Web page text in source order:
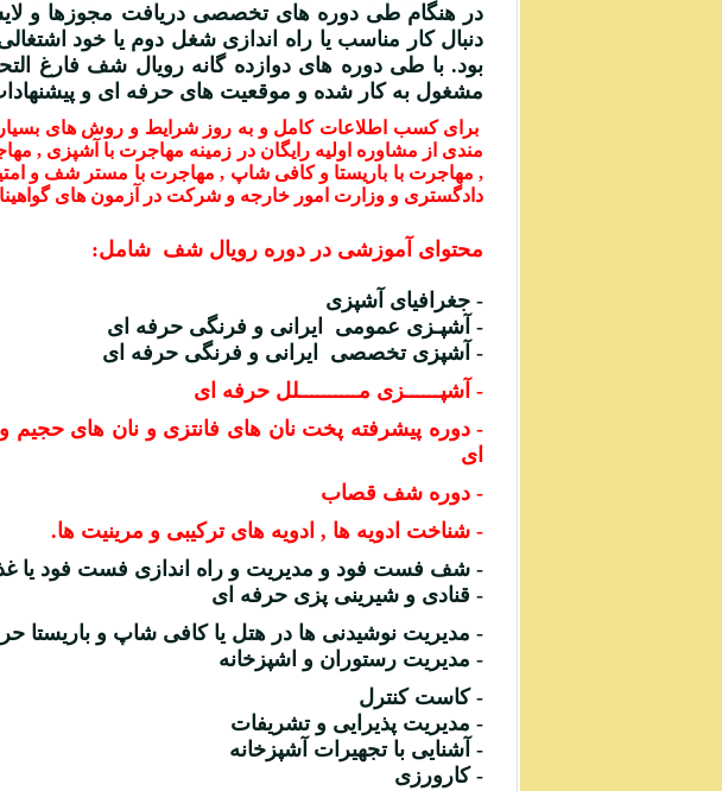
در هنگام طی دوره های تخصصی دریافت مجوزها و
دنبال کار مناسب یا راه اندازی شغل دوم یا خود
بود. با طی دوره های دوازده گانه رویال شف فارغ
مشغول به کار شده و موقعیت های حرفه ای و
برای کسب اطلاعات کامل و به روز شرایط و روش های بسیار
مندی از مشاوره اولیه رایگان در زمینه مهاجرت با آشپزی ,
دادگستری و وزارت امور خارجه و شرکت در آزمون های
محتوای آموزشی در دوره رویال شف شامل:
- جغرافیای آشپزی
- آشپـزی عمومی ایرانی و فرنگی حرفه ای
- آشپزی تخصصی ایرانی و فرنگی حرفه ای
- آشپــــــزی مــــــــــلل حرفه ای
- دوره پیشرفته پخت نان های فانتزی و نان های
ای
- دوره شف قصاب
- شناخت ادویه ها , ادویه های ترکیبی و مرینیت ها.
- شف فست فود و مدیریت و راه اندازی فست فود یا
- قنادی و شیرینی پزی حرفه ای
- مدیریت نوشیدنی ها در هتل یا کافی شاپ و باریستا
- مدیریت رستوران و اشپزخانه
- کاست کنترل
- مدیریت پذیرایی و تشریفات
- آشنایی با تجهیرات آشپزخانه
- کارورزی